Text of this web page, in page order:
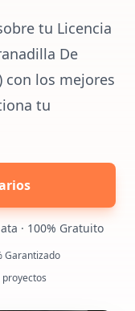
tu Licencia
De
con los mejores
tu
· 100% Gratuito
Garantizado
proyectos